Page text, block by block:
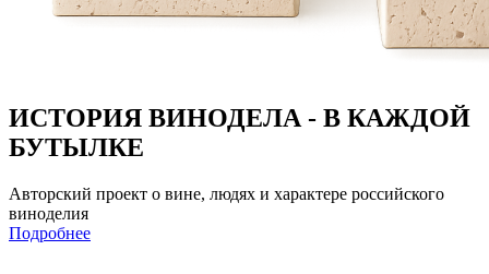
ИСТОРИЯ ВИНОДЕЛА - В КАЖДОЙ
БУТЫЛКЕ
Авторский проект о вине, людях и характере российского
виноделия
Подробнее